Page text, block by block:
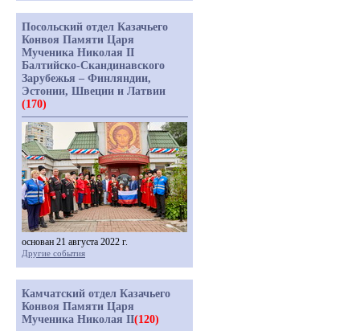
Посольский отдел Казачьего
Конвоя Памяти Царя
Мученика Николая II
Балтийско-Скандинавского
Зарубежья – Финляндии,
Эстонии, Швеции и Латвии
(170)
основан 21 августа 2022 г.
Другие события
Камчатский отдел Казачьего
Конвоя Памяти Царя
Мученика Николая II(120)